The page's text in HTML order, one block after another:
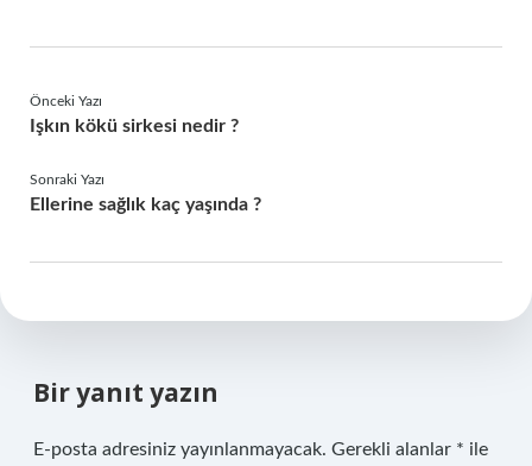
Önceki Yazı
Işkın kökü sirkesi nedir ?
Sonraki Yazı
Ellerine sağlık kaç yaşında ?
Bir yanıt yazın
E-posta adresiniz yayınlanmayacak. Gerekli alanlar * ile